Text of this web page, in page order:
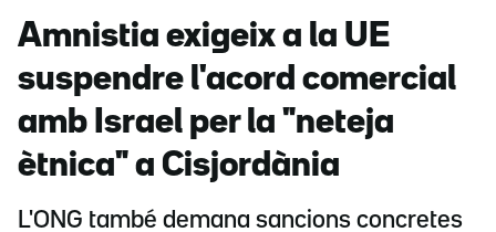
Amnistia exigeix a la UE
suspendre l'acord comercial
amb Israel per la "neteja
ètnica" a Cisjordània
L'ONG també demana sancions concretes